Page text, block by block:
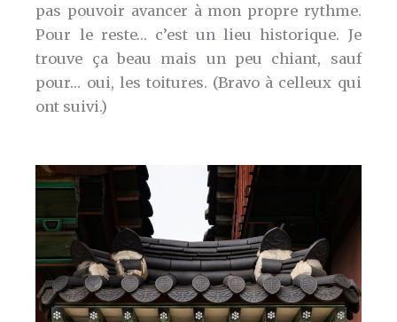
pas pouvoir avancer à mon propre rythme.
Pour le reste… c’est un lieu historique. Je
trouve ça beau mais un peu chiant, sauf
pour… oui, les toitures. (Bravo à celleux qui
ont suivi.)